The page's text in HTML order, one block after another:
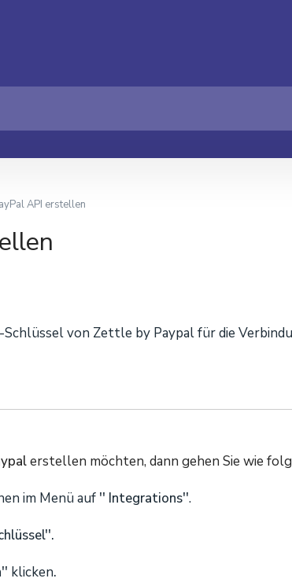
API erstellen
Schlüssel von Zettle by Paypal für die
erstellen möchten, dann gehen Sie wie
im Menü auf '' Integrations''.
klicken.